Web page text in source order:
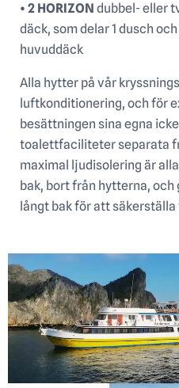
• 2 HORIZON dubbel- eller
däck, som delar 1 dusch
huvuddäck
Alla hytter på vår
luftkonditionering, och för
besättningen sina egna
toalettfaciliteter separata
maximal ljudisolering är
bak, bort från hytterna,
långt bak för att